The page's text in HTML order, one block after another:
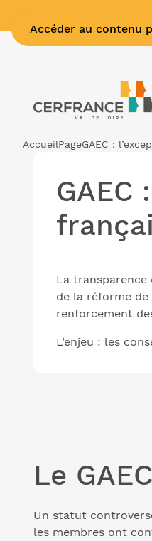
Accéder au contenu
AccueilPageGAEC :
GAEC
La transparence
de la réforme de
renforcement
L’enjeu : les
Le
Un statut
les membres ont